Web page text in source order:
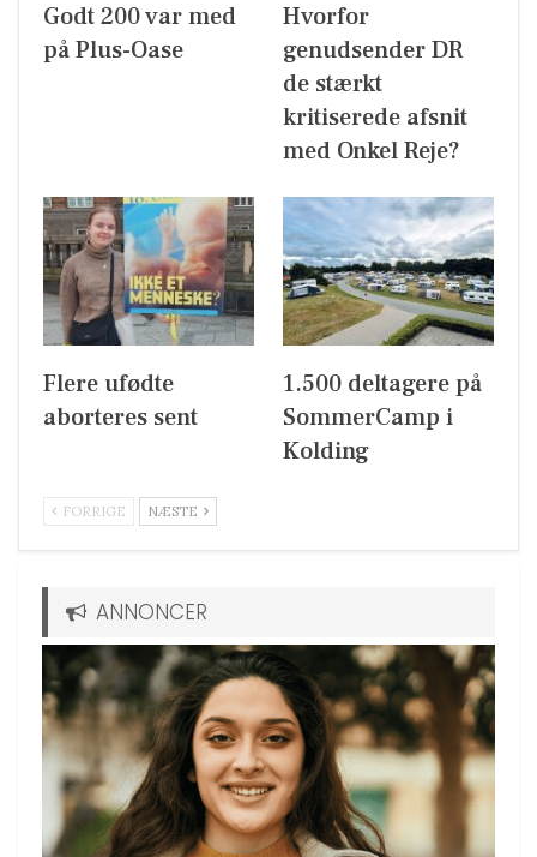
Godt 200 var med
på Plus-Oase
Hvorfor
genudsender DR
de stærkt
kritiserede afsnit
med Onkel Reje?
Flere ufødte
aborteres sent
1.500 deltagere på
SommerCamp i
Kolding
FORRIGE NÆSTE
ANNONCER